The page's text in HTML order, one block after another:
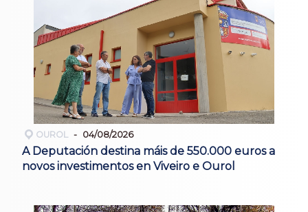
OUROL 04/08/2026
A Deputación destina máis de 550.000 euros a
novos investimentos en Viveiro e Ourol